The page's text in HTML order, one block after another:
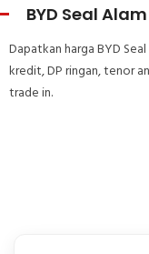
BYD Seal
Dapatkan harga BYD
kredit, DP ringan, tenor
trade in.